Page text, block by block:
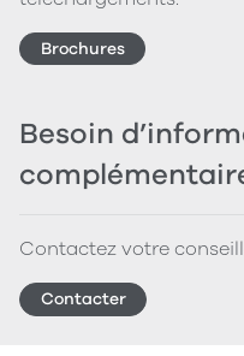
Brochures
Besoin
Contactez votre
Contacter